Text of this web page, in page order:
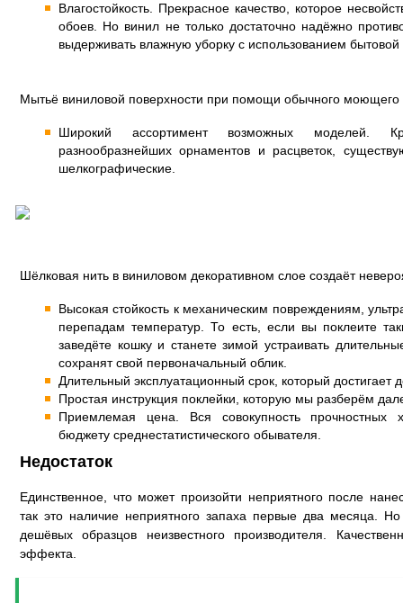
Влагостойкость. Прекрасное качество, которое
обоев. Но винил не только достаточно надёжно
выдерживать влажную уборку с использованием
Мытьё виниловой поверхности при помощи обычного моющего
Широкий ассортимент возможных моделей.
разнообразнейших орнаментов и расцветок,
шелкографические.
Шёлковая нить в виниловом декоративном слое создаёт
Высокая стойкость к механическим повреждениям,
перепадам температур. То есть, если вы поклеите
заведёте кошку и станете зимой устраивать
сохранят свой первоначальный облик.
Длительный эксплуатационный срок, который достигает
Простая инструкция поклейки, которую мы разберём
Приемлемая цена. Вся совокупность прочностных
бюджету среднестатистического обывателя.
Недостаток
Единственное, что может произойти неприятного после
так это наличие неприятного запаха первые два месяца.
дешёвых образцов неизвестного производителя.
эффекта.